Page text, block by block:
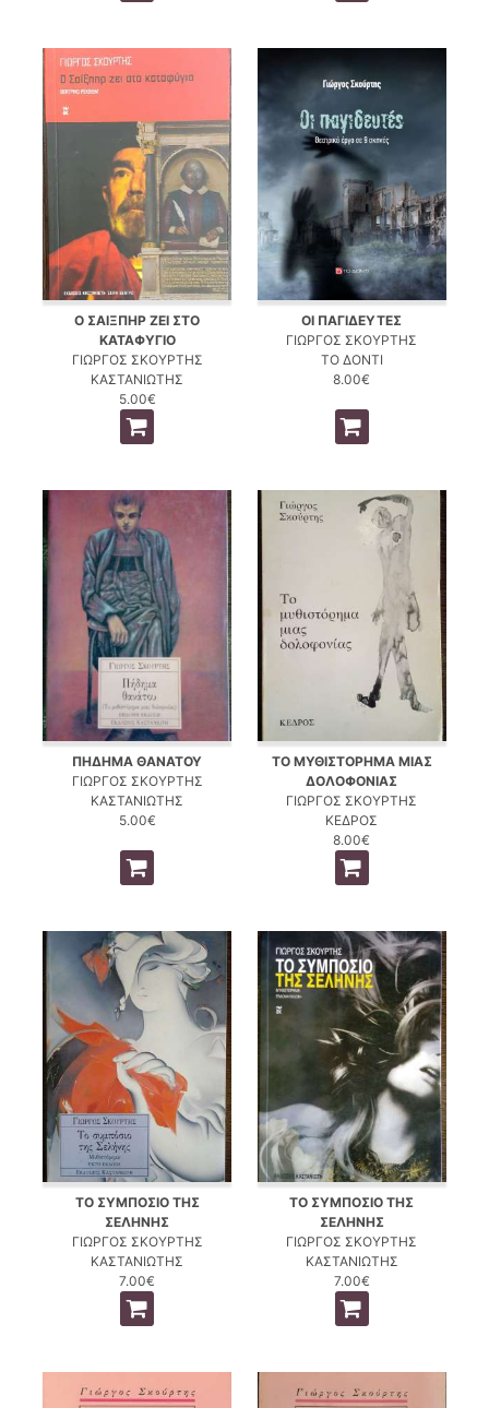
Ο ΣΑΙΞΠΗΡ ΖΕΙ ΣΤΟ
ΚΑΤΑΦΥΓΙΟ
ΓΙΩΡΓΟΣ ΣΚΟΥΡΤΗΣ
ΚΑΣΤΑΝΙΩΤΗΣ
5.00€
ΟΙ ΠΑΓΙΔΕΥΤΕΣ
ΓΙΩΡΓΟΣ ΣΚΟΥΡΤΗΣ
ΤΟ ΔΟΝΤΙ
8.00€
ΠΗΔΗΜΑ ΘΑΝΑΤΟΥ
ΓΙΩΡΓΟΣ ΣΚΟΥΡΤΗΣ
ΚΑΣΤΑΝΙΩΤΗΣ
5.00€
ΤΟ ΜΥΘΙΣΤΟΡΗΜΑ ΜΙΑΣ
ΔΟΛΟΦΟΝΙΑΣ
ΓΙΩΡΓΟΣ ΣΚΟΥΡΤΗΣ
ΚΕΔΡΟΣ
8.00€
ΤΟ ΣΥΜΠΟΣΙΟ ΤΗΣ
ΣΕΛΗΝΗΣ
ΓΙΩΡΓΟΣ ΣΚΟΥΡΤΗΣ
ΚΑΣΤΑΝΙΩΤΗΣ
7.00€
ΤΟ ΣΥΜΠΟΣΙΟ ΤΗΣ
ΣΕΛΗΝΗΣ
ΓΙΩΡΓΟΣ ΣΚΟΥΡΤΗΣ
ΚΑΣΤΑΝΙΩΤΗΣ
7.00€